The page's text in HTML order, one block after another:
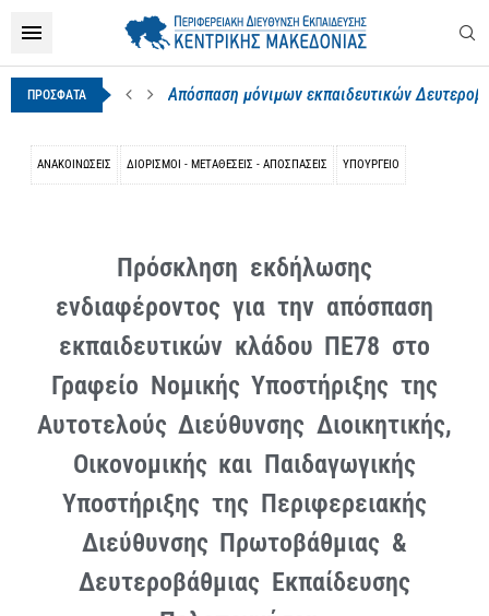
ΠΡΟΣΦΑΤΑ Απόσπαση μόνιμων εκπαιδευτικών
ΑΝΑΚΟΙΝΩΣΕΙΣ ΔΙΟΡΙΣΜΟΊ - ΜΕΤΑΘΈΣΕΙΣ - ΑΠΟΣΠΆΣΕΙΣ ΥΠΟΥΡΓΕΊΟ
Πρόσκληση εκδήλωσης
ενδιαφέροντος για την απόσπαση
εκπαιδευτικών κλάδου ΠΕ78 στο
Γραφείο Νομικής Υποστήριξης της
Αυτοτελούς Διεύθυνσης Διοικητικής,
Οικονομικής και Παιδαγωγικής
Υποστήριξης της Περιφερειακής
Διεύθυνσης Πρωτοβάθμιας &
Δευτεροβάθμιας Εκπαίδευσης